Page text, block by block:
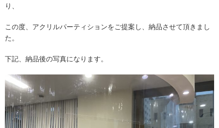
り、
この度、アクリルパーティションをご提案し、納品させて頂きまし
た。
下記、納品後の写真になります。